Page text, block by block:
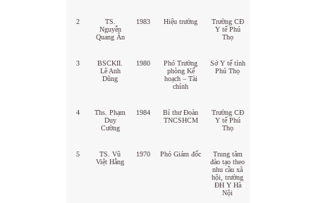
2
TS.
Nguyễn
Quang Ân
1983 Hiệu trưởng
Trường CĐ
Y tế Phú
Thọ
3
BSCKII.
Lê Anh
Dũng
1980
Phó Trưởng
phòng Kế
hoạch – Tài
chính
Sở Y tế tỉnh
Phú Thọ
4
Ths. Phạm
Duy
Cường
1984
Bí thư Đoàn
TNCSHCM
Trường CĐ
Y tế Phú
Thọ
5
TS. Vũ
Việt Hằng
1970 Phó Giám đốc
Trung tâm
đào tạo theo
nhu cầu xã
hội, trường
ĐH Y Hà
Nội